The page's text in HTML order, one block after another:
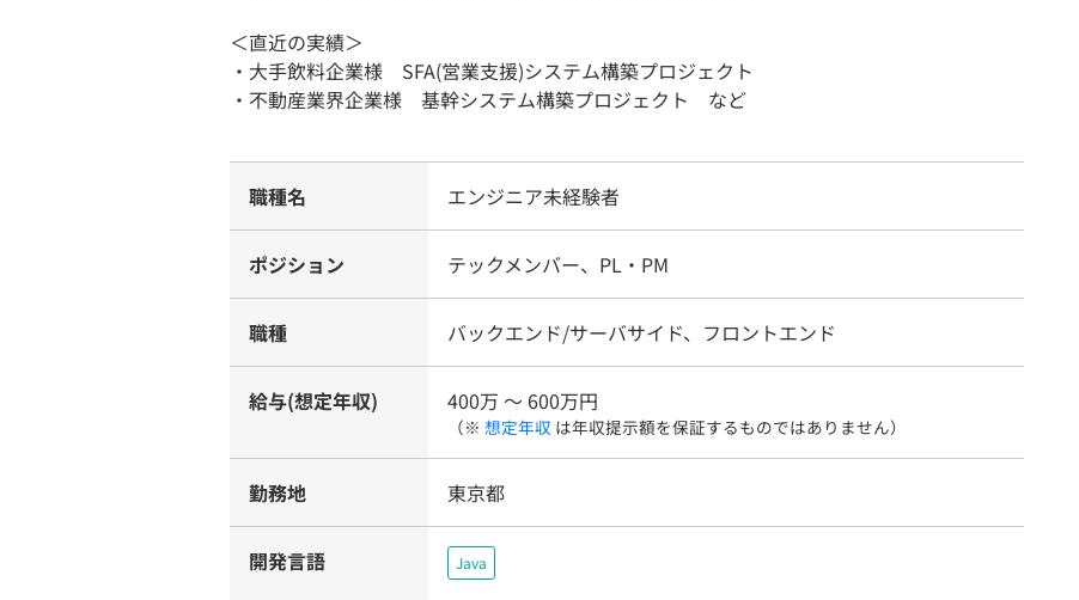
＜直近の実績＞
・大手飲料企業様 SFA(営業支援)システム構築プロジェクト
・不動産業界企業様 基幹システム構築プロジェクト など
職種名 エンジニア未経験者
ポジション テックメンバー、PL・PM
職種 バックエンド/サーバサイド、フロントエンド
給与(想定年収) 400万 〜 600万円
（※ 想定年収 は年収提示額を保証するものではありません）
勤務地 東京都
開発言語 Java